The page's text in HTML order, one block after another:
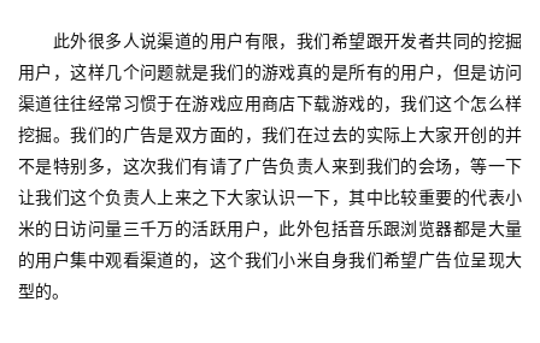
奖
7
月
3
此外很多人说渠道的用户有限，我们希望跟开发者共同的挖掘
用户，这样几个问题就是我们的游戏真的是所有的用户，但是访问
渠道往往经常习惯于在游戏应用商店下载游戏的，我们这个怎么样
挖掘。我们的广告是双方面的，我们在过去的实际上大家开创的并
不是特别多，这次我们有请了广告负责人来到我们的会场，等一下
让我们这个负责人上来之下大家认识一下，其中比较重要的代表小
米的日访问量三千万的活跃用户，此外包括音乐跟浏览器都是大量
的用户集中观看渠道的，这个我们小米自身我们希望广告位呈现大
型的。